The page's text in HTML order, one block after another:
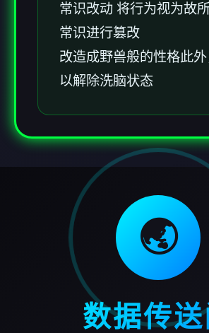
常识改动 将行为视为故
常识进行篡改
改造成野兽般的性格此外
以解除洗脑状态
🌏
数据传送